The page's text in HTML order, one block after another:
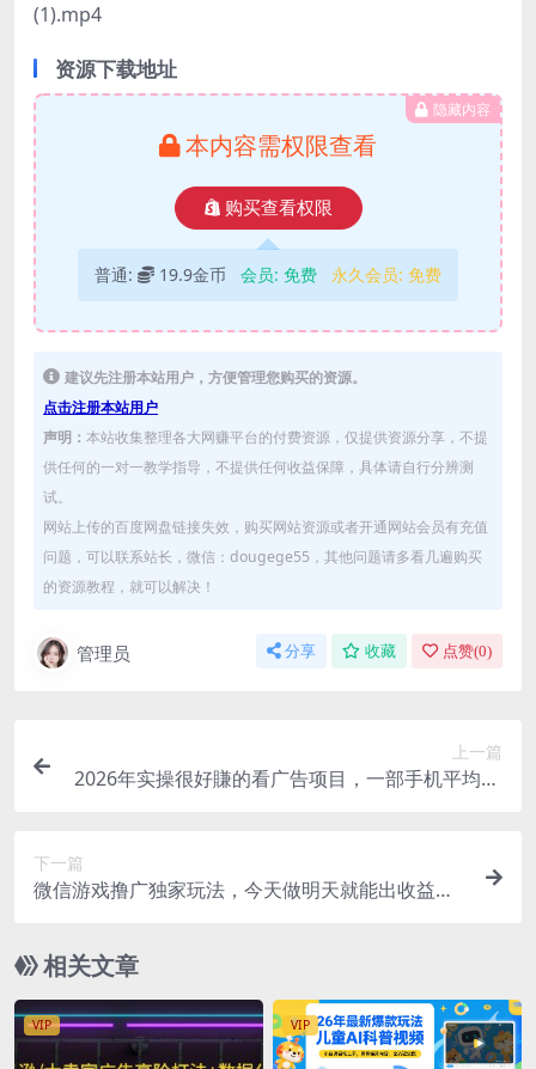
(1).mp4
资源下载地址
隐藏内容
本内容需权限查看
购买查看权限
普通: 19.9金币 会员: 免费 永久会员: 免费
建议先注册本站用户，方便管理您购买的资源。
点击注册本站用户
声明： 本站收集整理各大网赚平台的付费资源，仅提供资源分享，不提
供任何的一对一教学指导，不提供任何收益保障，具体请自行分辨测
试。
网站上传的百度网盘链接失效，购买网站资源或者开通网站会员有充值
问题，可以联系站长，微信：dougege55，其他问题请多看几遍购买
的资源教程，就可以解决！
管理员 分享 收藏 点赞(0)
上一篇
2026年实操很好賺的看广告项目，一部手机平均40
下一篇
微信游戏撸广独家玩法，今天做明天就能出收益，
相关文章
VIP VIP